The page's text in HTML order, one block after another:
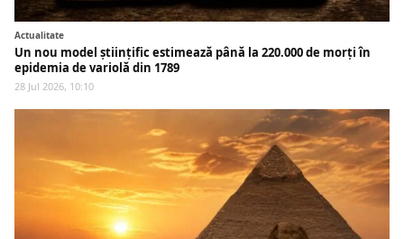
Actualitate
Un nou model științific estimează până la 220.000 de morți în
epidemia de variolă din 1789
28 Jul 2026, 10:10